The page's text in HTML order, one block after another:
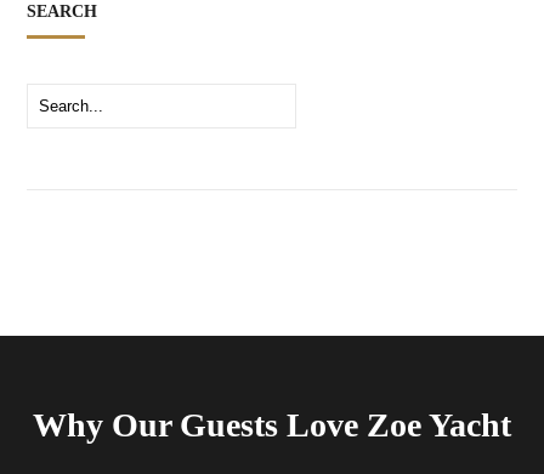
SEARCH
Why Our Guests Love Zoe Yacht